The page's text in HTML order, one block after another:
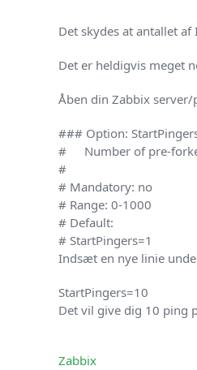
Det skydes at antallet
Det er heldigvis meget
Åben din Zabbix
### Option:
#	Number of pre-forked instances of ICMP pingers.
#
# Mandatory: no
# Range: 0-1000
# Default:
# StartPingers=1
Indsæt en nye linie
StartPingers=10
Det vil give dig 10 ping
Zabbix